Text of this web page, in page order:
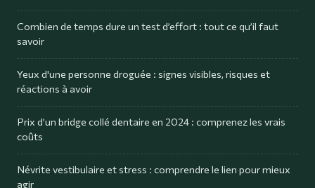
Combien de temps dure un test d’effort : tout ce qu’il faut
savoir
Yeux d'une personne droguée : signes visibles, risques et
réactions à avoir
Prix d’un bridge collé dentaire en 2024 : comprenez les vrais
coûts
Névrite vestibulaire et stress : comprendre le lien pour mieux
agir